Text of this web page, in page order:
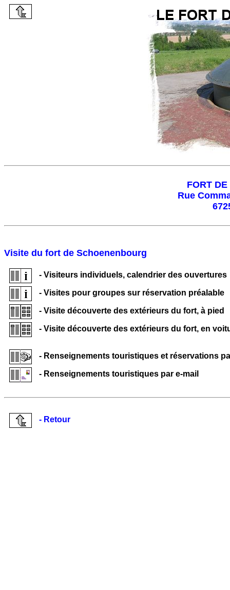
FORT
Rue
Visite du fort de Schoenenbourg
- Visiteurs individuels, calendrier des ouvertures
- Visites pour groupes sur réservation préalable
- Visite découverte des extérieurs du fort, à pied
- Visite découverte des extérieurs du fort, en
- Renseignements touristiques et réservations
- Renseignements touristiques par e-mail
- Retour